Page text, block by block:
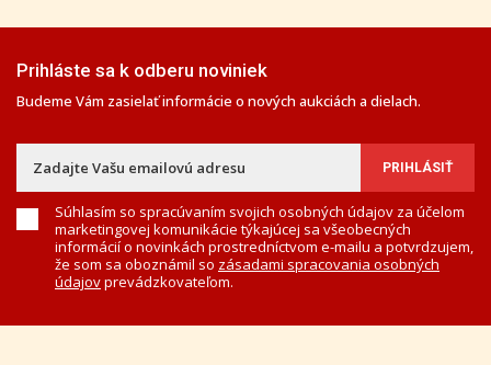
Prihláste sa k odberu noviniek
Budeme Vám zasielať informácie o nových aukciách a dielach.
Súhlasím so spracúvaním svojich osobných údajov za účelom
marketingovej komunikácie týkajúcej sa všeobecných
informácií o novinkách prostredníctvom e-mailu a potvrdzujem,
že som sa oboznámil so zásadami spracovania osobných
údajovprevádzkovateľom.